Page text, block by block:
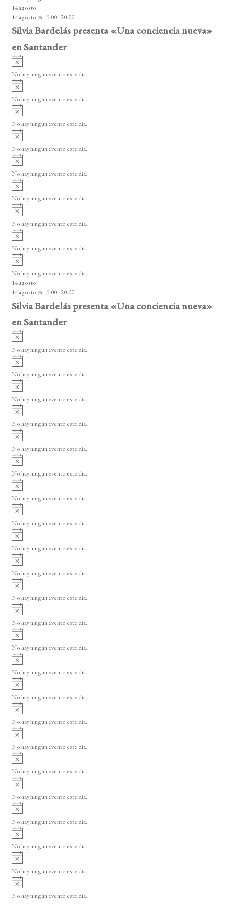
s
o
14 agosto
14 agosto @ 19:00-20:00
Silvia Bardelás presenta «Una conciencia nueva»
en Santander
A
v
i
o
No hay ningún evento este día.
A
v
i
o
No hay ningún evento este día.
A
v
i
o
No hay ningún evento este día.
A
v
i
o
No hay ningún evento este día.
A
v
i
o
No hay ningún evento este día.
A
v
i
o
No hay ningún evento este día.
A
v
i
o
No hay ningún evento este día.
A
v
i
o
No hay ningún evento este día.
A
v
i
s
o
No hay ningún evento este día.
14 agosto
14 agosto @ 19:00-20:00
Silvia Bardelás presenta «Una conciencia nueva»
en Santander
A
v
i
o
No hay ningún evento este día.
A
v
i
o
No hay ningún evento este día.
A
v
i
o
No hay ningún evento este día.
A
v
i
o
No hay ningún evento este día.
A
v
i
o
No hay ningún evento este día.
A
v
i
o
No hay ningún evento este día.
A
v
i
o
No hay ningún evento este día.
A
v
i
o
No hay ningún evento este día.
A
v
i
o
No hay ningún evento este día.
A
v
i
o
No hay ningún evento este día.
A
v
i
o
No hay ningún evento este día.
A
v
i
o
No hay ningún evento este día.
A
v
i
o
No hay ningún evento este día.
A
v
i
o
No hay ningún evento este día.
A
v
i
o
No hay ningún evento este día.
A
v
i
o
No hay ningún evento este día.
A
v
i
o
No hay ningún evento este día.
A
v
i
o
No hay ningún evento este día.
A
v
i
o
No hay ningún evento este día.
A
v
i
o
No hay ningún evento este día.
A
v
i
o
No hay ningún evento este día.
A
v
i
o
No hay ningún evento este día.
A
v
i
No hay ningún evento este día.